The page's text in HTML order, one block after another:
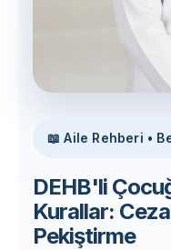
📖 Aile Rehberi •
DEHB'li
Kurallar:
Pekiştirme